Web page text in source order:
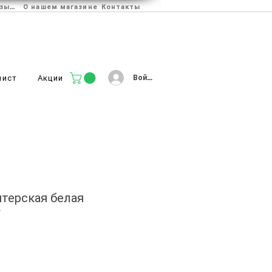
Отзывы О нашем магазине Контакты
Акции Войти
белая